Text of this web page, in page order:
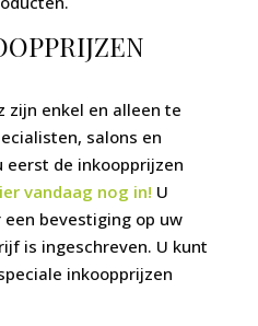
zijn enkel en alleen te
salons en
de inkoopprijzen
vandaag nog in! U
bevestiging op uw
is ingeschreven. U kunt
inkoopprijzen